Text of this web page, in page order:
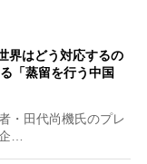
界はどう対応するの
「蒸留を行う中国
・田代尚機氏のプレ
…